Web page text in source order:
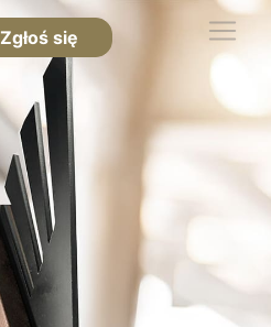
Zgłoś się